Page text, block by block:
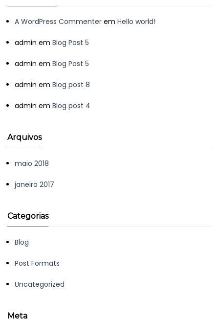
A WordPress Commenter em Hello world!
admin em Blog Post 5
admin em Blog Post 5
admin em Blog post 8
admin em Blog post 4
Arquivos
maio 2018
janeiro 2017
Categorias
Blog
Post Formats
Uncategorized
Meta